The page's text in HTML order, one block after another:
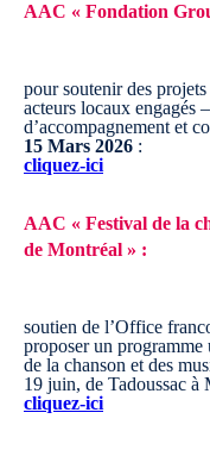
AAC « Fondation
pour soutenir des
acteurs locaux engagés
d’accompagnement et
15 Mars 2026 :
cliquez-ici
AAC « Festival de la
de Montréal » :
soutien de l’Office
proposer un programme
de la chanson et des
19 juin, de Tadoussac à
cliquez-ici